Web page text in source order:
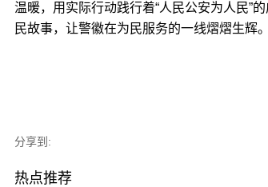
温暖，用实际行动践行着“人民公安为人民”
民故事，让警徽在为民服务的一线熠熠生辉。
分享到:
热点推荐